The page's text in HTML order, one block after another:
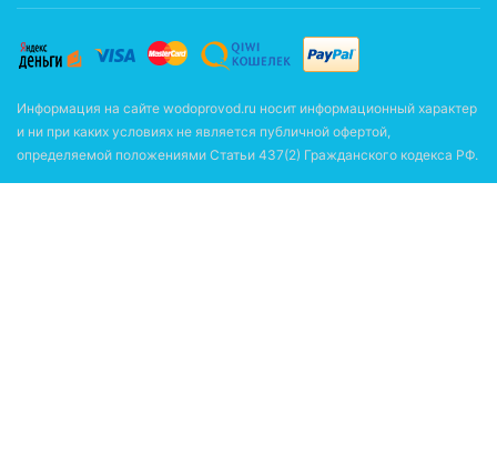
Информация на сайте wodoprovod.ru носит информационный характер
и ни при каких условиях не является публичной офертой,
определяемой положениями Статьи 437(2) Гражданского кодекса РФ.